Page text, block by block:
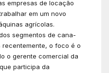
empresas de locação
em um novo
agrícolas.
segmentos de cana-
o foco é o
o gerente comercial da
participa da